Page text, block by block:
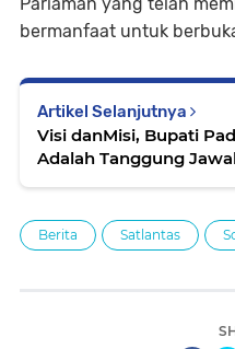
bermanfaat untuk
Artikel Selanjutnya
Visi danMisi, Bupati
Adalah Tanggung
Berita Satlantas